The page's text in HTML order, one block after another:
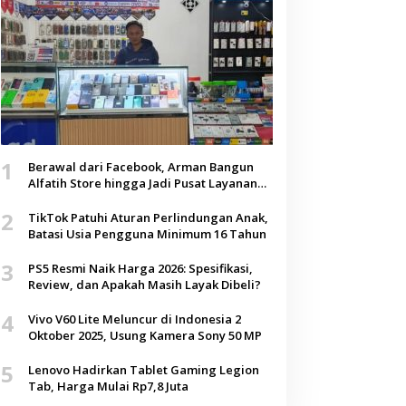
1
Berawal dari Facebook, Arman Bangun
Alfatih Store hingga Jadi Pusat Layanan
2
TikTok Patuhi Aturan Perlindungan Anak,
Batasi Usia Pengguna Minimum 16 Tahun
3
PS5 Resmi Naik Harga 2026: Spesifikasi,
Review, dan Apakah Masih Layak Dibeli?
4
Vivo V60 Lite Meluncur di Indonesia 2
Oktober 2025, Usung Kamera Sony 50 MP
5
Lenovo Hadirkan Tablet Gaming Legion
Tab, Harga Mulai Rp7,8 Juta